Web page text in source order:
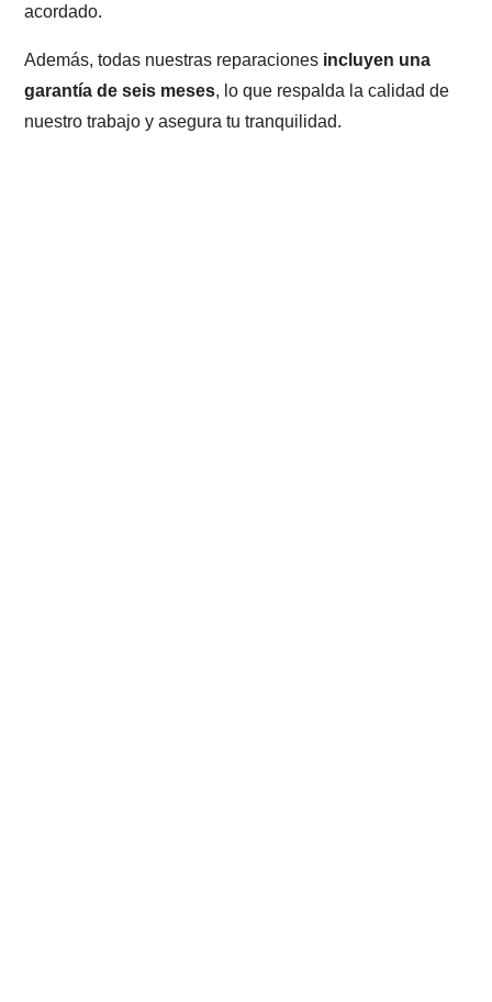
acordado.
Además, todas nuestras reparaciones incluyen una
garantía de seis meses, lo que respalda la calidad de
nuestro trabajo y asegura tu tranquilidad.